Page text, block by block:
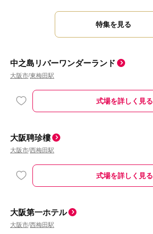
特集を見る
中之島リバーワンダーランド
大阪市/東梅田駅
式場を詳しく見る
大阪聘珍樓
大阪市/西梅田駅
式場を詳しく見る
大阪第一ホテル
大阪市/西梅田駅